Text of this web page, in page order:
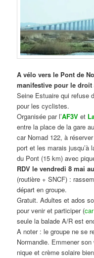
A vélo vers le Pont de
manifestive pour le droit
Seine Estuaire qui refuse
pour les cyclistes.
Organisée par l’AF3V et
entre la place de la gare
car Nomad 122, à
port et les marais jusqu’à
du Pont (15 km) avec
RDV le vendredi 8 mai
(routière + SNCF) :
départ en groupe.
Gratuit. Adultes et ados
pour venir et participer (
seule la balade A/R est
A noter : le groupe ne se
Normandie. Emmener
nique et crème solaire